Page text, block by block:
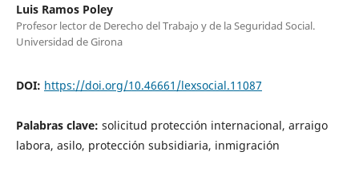
Luis Ramos Poley
Profesor lector de Derecho del Trabajo y de la Seguridad Social.
Universidad de Girona
DOI: https://doi.org/10.46661/lexsocial.11087
Palabras clave: solicitud protección internacional, arraigo
labora, asilo, protección subsidiaria, inmigración